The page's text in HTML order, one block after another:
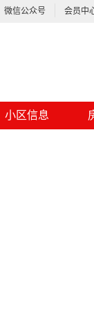
微信公众号 会员中
小区信息